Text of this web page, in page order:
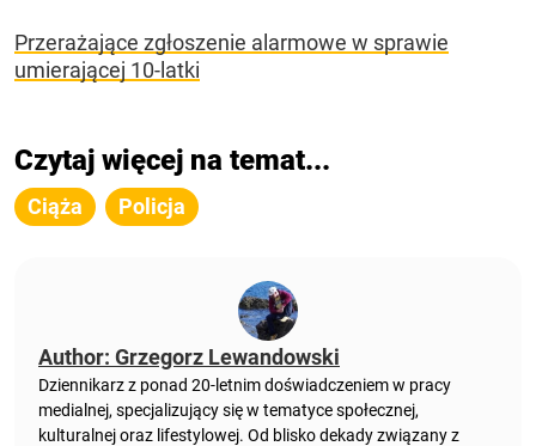
Przerażające zgłoszenie alarmowe w sprawie
umierającej 10-latki
Czytaj więcej na temat...
Ciąża Policja
Author: Grzegorz Lewandowski
Dziennikarz z ponad 20-letnim doświadczeniem w pracy
medialnej, specjalizujący się w tematyce społecznej,
kulturalnej oraz lifestylowej. Od blisko dekady związany z